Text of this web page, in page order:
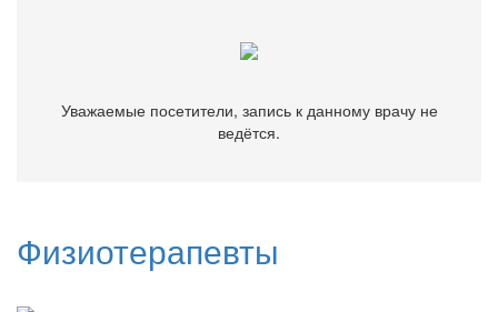
Уважаемые посетители, запись к данному врачу не
ведётся.
Физиотерапевты